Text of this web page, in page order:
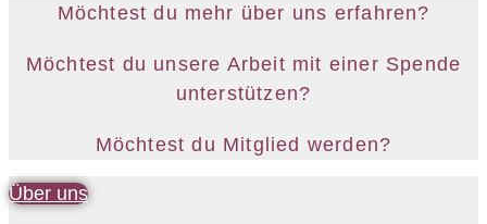
Möchtest du mehr über uns erfahren?
Möchtest du unsere Arbeit mit einer Spende
unterstützen?
Möchtest du Mitglied werden?
Über uns